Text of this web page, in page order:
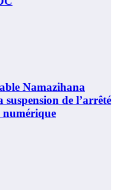
Namazihana
de l’arrêté
numérique